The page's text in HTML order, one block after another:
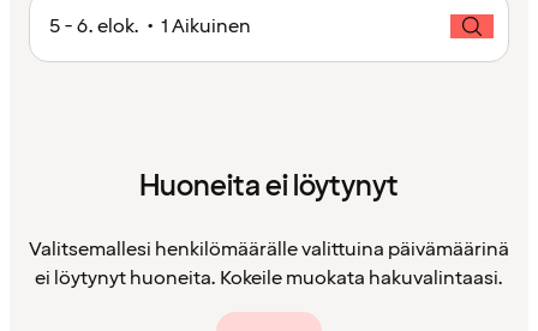
5 - 6. elok. • 1 Aikuinen
Huoneita ei löytynyt
Valitsemallesi henkilömäärälle valittuina päivämäärinä
ei löytynyt huoneita. Kokeile muokata hakuvalintaasi.